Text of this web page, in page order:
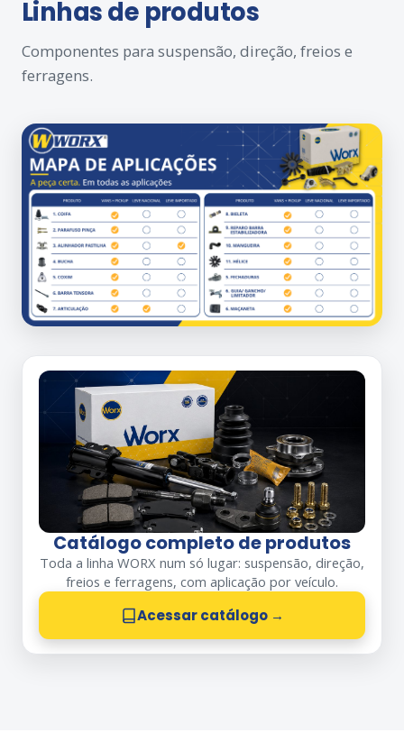
Linhas de produtos
Componentes para suspensão, direção, freios e
ferragens.
Catálogo completo de produtos
Toda a linha WORX num só lugar: suspensão, direção,
freios e ferragens, com aplicação por veículo.
Acessar catálogo →